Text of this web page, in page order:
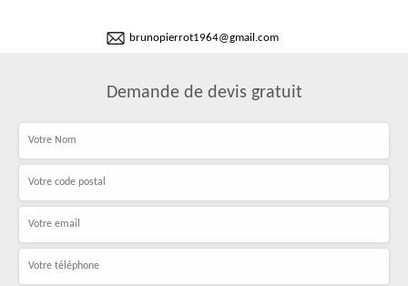
brunopierrot1964@gmail.com
Demande de devis gratuit